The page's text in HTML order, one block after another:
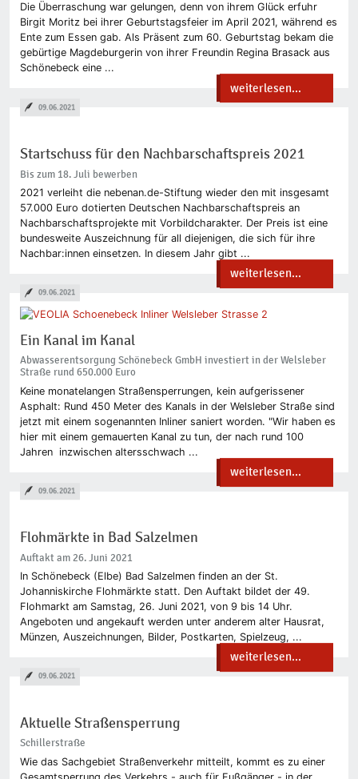
Die Überraschung war gelungen, denn von ihrem Glück erfuhr
Birgit Moritz bei ihrer Geburtstagsfeier im April 2021, während es
Ente zum Essen gab. Als Präsent zum 60. Geburtstag bekam die
gebürtige Magdeburgerin von ihrer Freundin Regina Brasack aus
Schönebeck eine ...
weiterlesen...
Startschuss für den Nachbarschaftspreis 2021
Bis zum 18. Juli bewerben
2021 verleiht die nebenan.de-Stiftung wieder den mit insgesamt
57.000 Euro dotierten Deutschen Nachbarschaftspreis an
Nachbarschaftsprojekte mit Vorbildcharakter. Der Preis ist eine
bundesweite Auszeichnung für all diejenigen, die sich für ihre
Nachbar:innen einsetzen. In diesem Jahr gibt ...
weiterlesen...
09.06.2021
Ein Kanal im Kanal
Abwasserentsorgung Schönebeck GmbH investiert in der Welsleber
Straße rund 650.000 Euro
Keine monatelangen Straßensperrungen, kein aufgerissener
Asphalt: Rund 450 Meter des Kanals in der Welsleber Straße sind
jetzt mit einem sogenannten Inliner saniert worden. "Wir haben es
hier mit einem gemauerten Kanal zu tun, der nach rund 100
Jahren inzwischen altersschwach ...
weiterlesen...
09.06.2021
Flohmärkte in Bad Salzelmen
Auftakt am 26. Juni 2021
In Schönebeck (Elbe) Bad Salzelmen finden an der St.
Johanniskirche Flohmärkte statt. Den Auftakt bildet der 49.
Flohmarkt am Samstag, 26. Juni 2021, von 9 bis 14 Uhr.
Angeboten und angekauft werden unter anderem alter Hausrat,
Münzen, Auszeichnungen, Bilder, Postkarten, Spielzeug, ...
weiterlesen...
09.06.2021
Aktuelle Straßensperrung
Schillerstraße
Wie das Sachgebiet Straßenverkehr mitteilt, kommt es zu einer
09.06.2021